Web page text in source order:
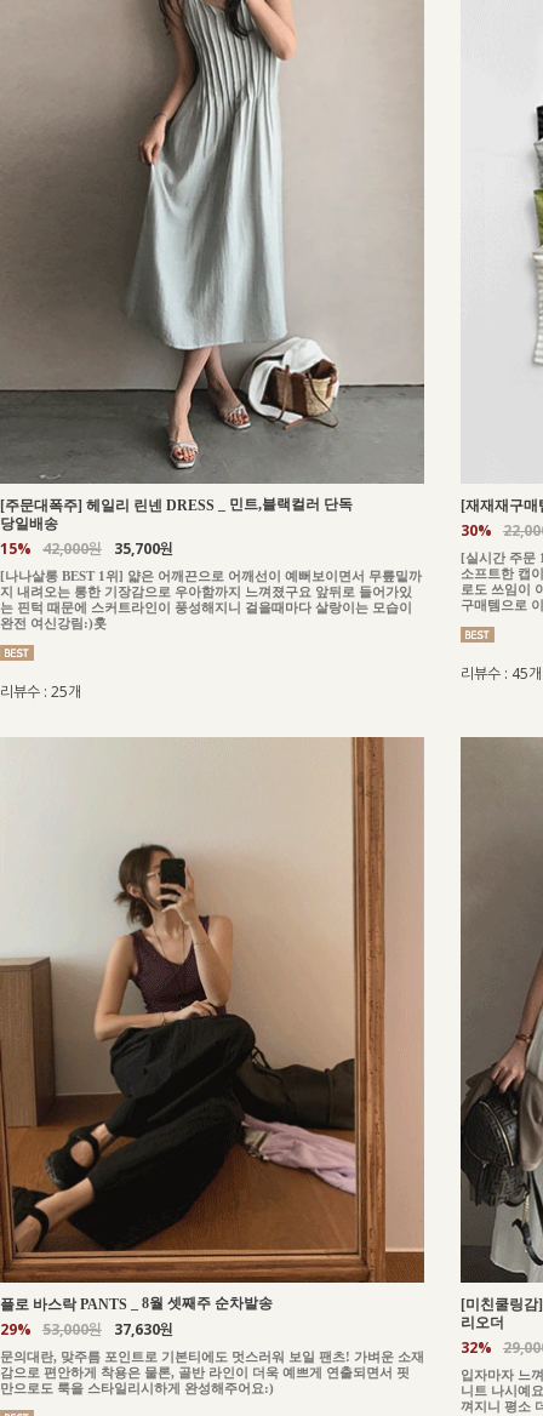
[주문대폭주] 헤일리 린넨 DRESS
민트,블랙컬러 단독
당일배송
15% 42,000원 35,700원
[나나살롱 BEST 1위] 얇은 어깨끈으로 어깨선이 예뻐보이면서 무릎밑까
지 내려오는 롱한 기장감으로 우아함까지 느껴졌구요 앞뒤로 들어가있
는 핀턱 때문에 스커트라인이 풍성해지니 걸을때마다 살랑이는 모습이
완전 여신강림:)훗
리뷰수 : 25개
[재재재구
30%
[실시간 주문
소프트한 캡
로도 쓰임이
구매템으로
리뷰수 : 45개
플로 바스락 PANTS 8월 셋째주 순차발송
29% 53,000원 37,630원
문의대란, 맞주름 포인트로 기본티에도 멋스러워 보일 팬츠! 가벼운 소재
감으로 편안하게 착용은 물론, 골반 라인이 더욱 예쁘게 연출되면서 핏
만으로도 룩을 스타일리시하게 완성해주어요:)
[미친쿨링
리오더
32%
입자마자 느
니트 나시예
껴지니 평소